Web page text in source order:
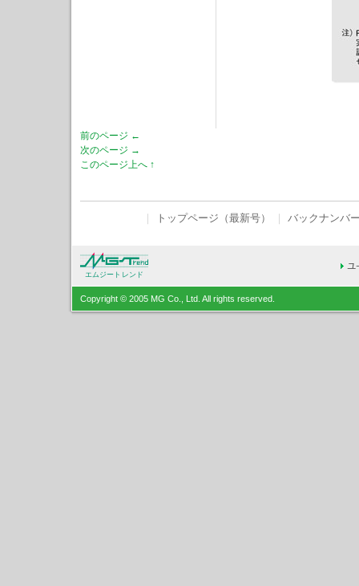
前のページ ←
次のページ →
このページ上へ ↑
トップページ（最新号） バックナンバ
エムジートレンド
Copyright © 2005 MG Co., Ltd. All rights reserved.